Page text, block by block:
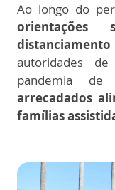
Ao longo do
autoridades
pandemia
arrecadados
famílias